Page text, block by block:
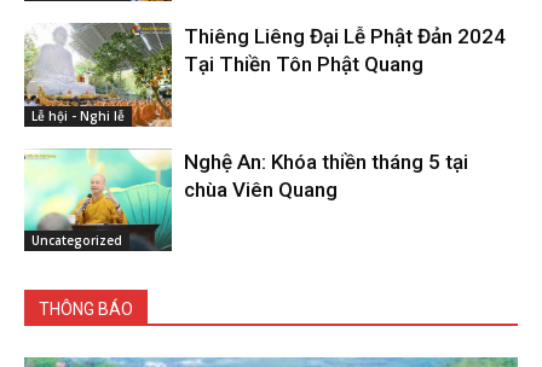
Lễ hội - Nghi lễ
Thiêng Liêng Đại Lễ Phật Đản 2024
Tại Thiền Tôn Phật Quang
Uncategorized
Nghệ An: Khóa thiền tháng 5 tại
chùa Viên Quang
THÔNG BÁO